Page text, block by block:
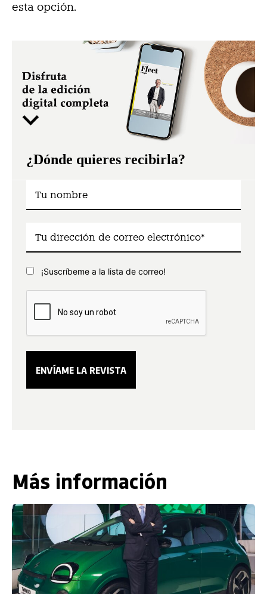
esta opción.
¿Dónde quieres recibirla?
¡Suscríbeme a la lista de correo!
Más información